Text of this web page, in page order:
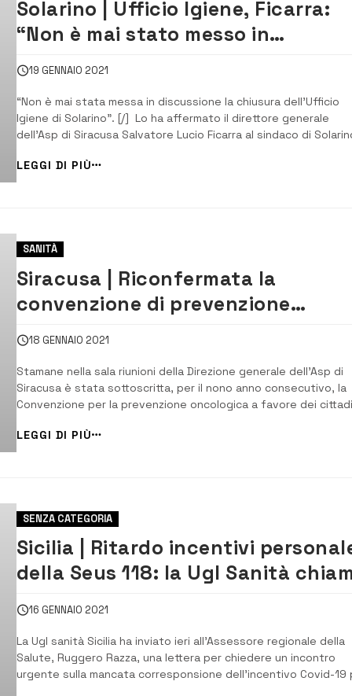
Solarino | Ufficio Igiene, Ficarra:
“Non è mai stato messo in
discussione la chiusura degli
19 GENNAIO 2021
“Non è mai stata messa in discussione la chiusura dell’Ufficio
Igiene di Solarino”. [/] Lo ha affermato il direttore generale
dell’Asp di Siracusa Salvatore Lucio Ficarra al sindaco di
affrontare la problematica che era stata messa in discussione
alcuni citt...
LEGGI DI PIÙ
SANITÀ
Siracusa | Riconfermata la
convenzione di prevenzione
oncologica
18 GENNAIO 2021
Stamane nella sala riunioni della Direzione generale dell’Asp di
Siracusa è stata sottoscritta, per il nono anno consecutivo, la
Convenzione per la prevenzione oncologica a favore dei
generale dell’ASP di Siracusa Salvatore Lucio Ficarra, dal
vicedirettore generale Riso...
LEGGI DI PIÙ
SENZA CATEGORIA
Sicilia | Ritardo incentivi
della Seus 118: la Ugl Sanità
Razza
16 GENNAIO 2021
La Ugl sanità Sicilia ha inviato ieri all’Assessore regionale della
Salute, Ruggero Razza, una lettera per chiedere un incontro
urgente sulla mancata corresponsione dell’incentivo Covid-19